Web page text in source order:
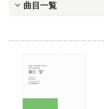
曲目一覧